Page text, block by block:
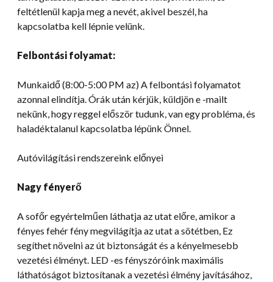
feltétlenül kapja meg a nevét, akivel beszél, ha
kapcsolatba kell lépnie velünk.
Felbontási folyamat:
Munkaidő (8:00-5:00 PM az) A felbontási folyamatot
azonnal elindítja. Órák után kérjük, küldjön e -mailt
nekünk, hogy reggel először tudunk, van egy probléma, és
haladéktalanul kapcsolatba lépünk Önnel.
Autóvilágítási rendszereink előnyei
Nagy fényerő
A sofőr egyértelműen láthatja az utat előre, amikor a
fényes fehér fény megvilágítja az utat a sötétben, Ez
segíthet növelni az út biztonságát és a kényelmesebb
vezetési élményt. LED -es fényszóróink maximális
láthatóságot biztosítanak a vezetési élmény javításához,